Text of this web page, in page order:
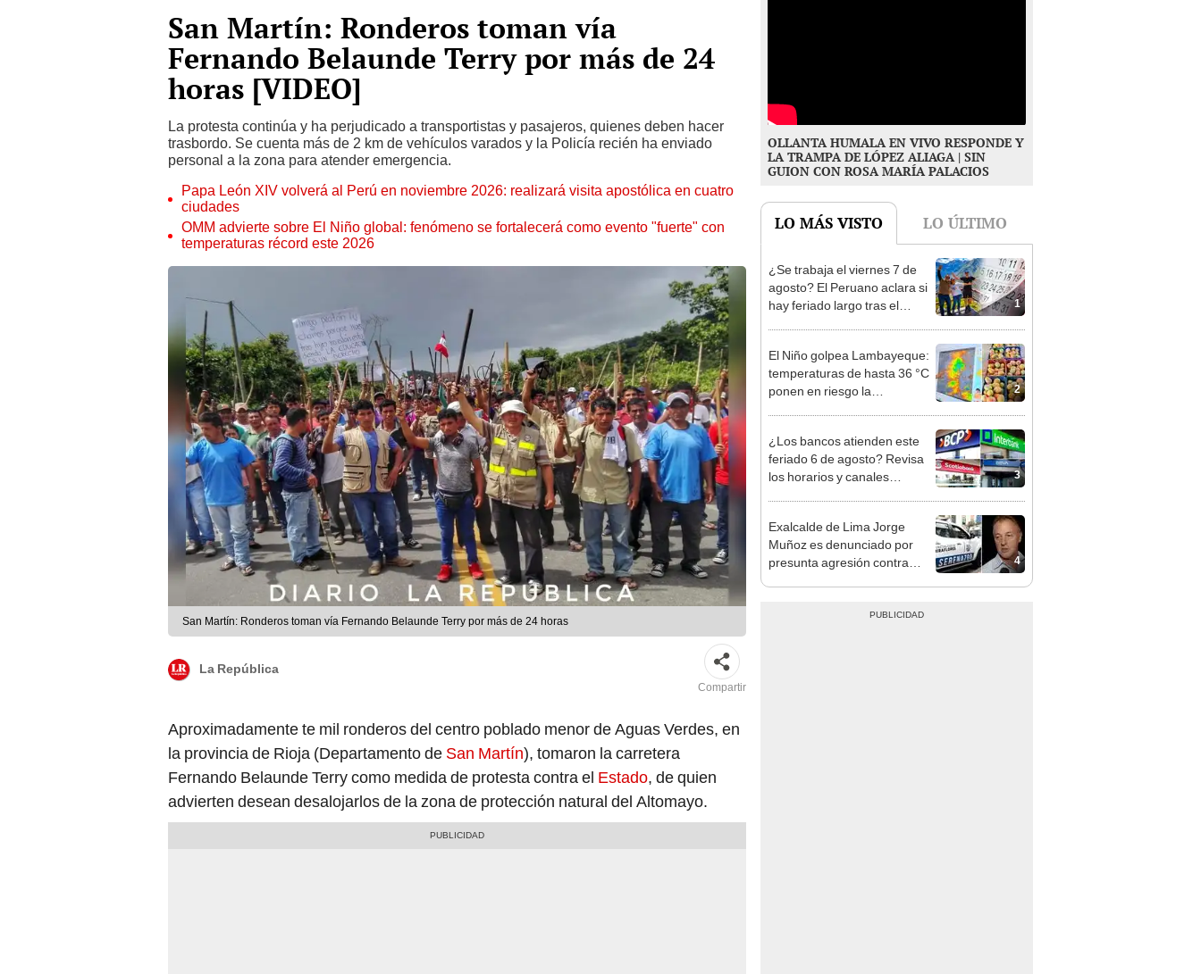
San Martín: Ronderos toman vía
Fernando Belaunde Terry por más de 24
horas [VIDEO]
La protesta continúa y ha perjudicado a transportistas y pasajeros, quienes deben hacer
trasbordo. Se cuenta más de 2 km de vehículos varados y la Policía recién ha enviado
personal a la zona para atender emergencia.
Papa León XIV volverá al Perú en noviembre 2026: realizará visita apostólica en cuatro
ciudades
OMM advierte sobre El Niño global: fenómeno se fortalecerá como evento "fuerte" con
temperaturas récord este 2026
San Martín: Ronderos toman vía Fernando Belaunde Terry por más de 24 horas
La República
Compartir
Aproximadamente te mil ronderos del centro poblado menor de Aguas Verdes, en
la provincia de Rioja (Departamento de San Martín), tomaron la carretera
Fernando Belaunde Terry como medida de protesta contra el Estado, de quien
advierten desean desalojarlos de la zona de protección natural del Altomayo.
OLLANTA HUMALA EN VIVO RESPONDE Y
LA TRAMPA DE LÓPEZ ALIAGA | SIN
GUION CON ROSA MARÍA PALACIOS
LO MÁS VISTO LO ÚLTIMO
1
¿Se trabaja el viernes 7 de
agosto? El Peruano aclara si
hay feriado largo tras el
2
El Niño golpea Lambayeque:
temperaturas de hasta 36 °C
ponen en riesgo la
3
¿Los bancos atienden este
feriado 6 de agosto? Revisa
los horarios y canales
4
Exalcalde de Lima Jorge
Muñoz es denunciado por
presunta agresión contra